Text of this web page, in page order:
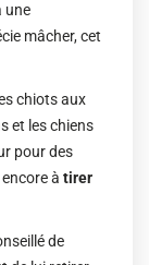
une
mâcher, cet
chiots aux
et les chiens
pour des
à tirer
de